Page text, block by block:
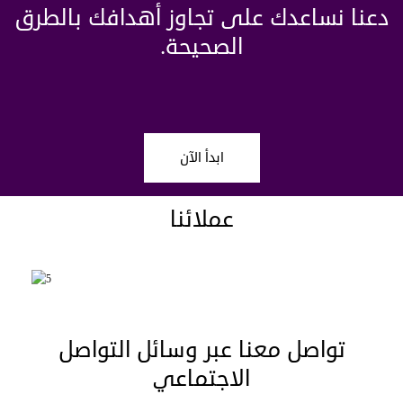
دعنا نساعدك على تجاوز أهدافك بالطرق
الصحيحة.
ابدأ الآن
عملائنا
تواصل معنا عبر وسائل التواصل
الاجتماعي